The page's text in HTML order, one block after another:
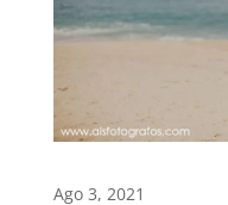
Ago 3, 2021